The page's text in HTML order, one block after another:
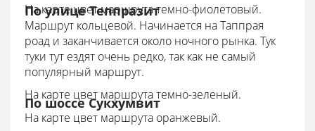
На карте цвет маршрута темно-фиолетовый.
По улице Теппразит
Маршрут кольцевой. Начинается на Таппрая
роад и заканчивается около ночного рынка. Тук
туки тут ездят очень редко, так как не самый
популярный маршрут.
На карте цвет маршрута темно-зеленый.
По шоссе Сукхумвит
На карте цвет маршрута оранжевый.